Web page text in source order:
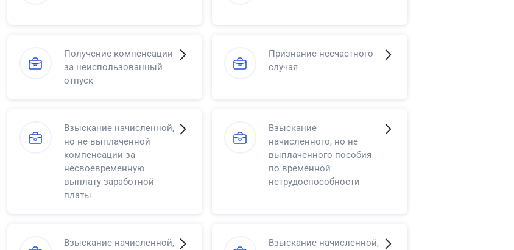
Получение компенсации
за неиспользованный
отпуск
Признание несчастного
случая
Взыскание начисленной,
но не выплаченной
компенсации за
несвоевременную
выплату заработной
платы
Взыскание
начисленного, но не
выплаченного пособия
по временной
нетрудоспособности
Взыскание начисленной,
Взыскание начисленной,